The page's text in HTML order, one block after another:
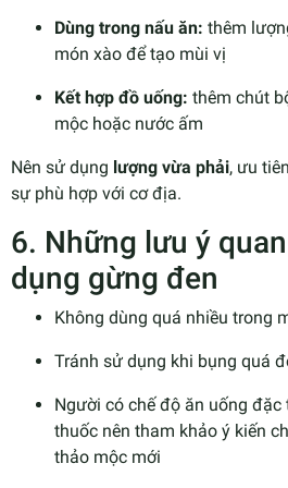
Dùng trong nấu ăn: thêm
món xào để tạo mùi vị
Kết hợp đồ uống: thêm chút
mộc hoặc nước ấm
Nên sử dụng lượng vừa phải, ưu
sự phù hợp với cơ địa.
6. Những lưu ý
dụng gừng đen
Không dùng quá nhiều trong
Tránh sử dụng khi bụng quá
Người có chế độ ăn uống
thuốc nên tham khảo ý kiến
thảo mộc mới